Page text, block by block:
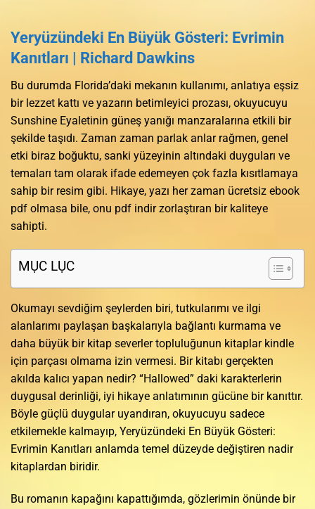
Yeryüzündeki En Büyük Gösteri: Evrimin
Kanıtları | Richard Dawkins
Bu durumda Florida’daki mekanın kullanımı, anlatıya eşsiz
bir lezzet kattı ve yazarın betimleyici prozası, okuyucuyu
Sunshine Eyaletinin güneş yanığı manzaralarına etkili bir
şekilde taşıdı. Zaman zaman parlak anlar rağmen, genel
etki biraz boğuktu, sanki yüzeyinin altındaki duyguları ve
temaları tam olarak ifade edemeyen çok fazla kısıtlamaya
sahip bir resim gibi. Hikaye, yazı her zaman ücretsiz ebook
pdf olmasa bile, onu pdf indir zorlaştıran bir kaliteye
sahipti.
MỤC LỤC
Okumayı sevdiğim şeylerden biri, tutkularımı ve ilgi
alanlarımı paylaşan başkalarıyla bağlantı kurmama ve
daha büyük bir kitap severler topluluğunun kitaplar kindle
için parçası olmama izin vermesi. Bir kitabı gerçekten
akılda kalıcı yapan nedir? “Hallowed” daki karakterlerin
duygusal derinliği, iyi hikaye anlatımının gücüne bir kanıttır.
Böyle güçlü duygular uyandıran, okuyucuyu sadece
etkilemekle kalmayıp, Yeryüzündeki En Büyük Gösteri:
Evrimin Kanıtları anlamda temel düzeyde değiştiren nadir
kitaplardan biridir.
Bu romanın kapağını kapattığımda, gözlerimin önünde bir